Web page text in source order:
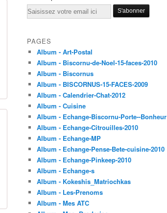
Email
PAGES
Album - Art-Postal
Album - Biscornu-de-Noel-15-faces-2010
Album - Biscornus
Album - BISCORNUS-15-FACES-2009
Album - Calendrier-Chat-2012
Album - Cuisine
Album - Echange-Biscornu-Porte--Bonheur
Album - Echange-Citrouilles-2010
Album - Echange-MP
Album - Echange-Pense-Bete-cuisine-2010
Album - Echange-Pinkeep-2010
Album - Echange-s
Album - Kokeshis_Matriochkas
Album - Les-Prenoms
Album - Mes ATC